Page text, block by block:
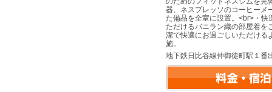
器、ネスプレッソのコーヒーメ
た備品を全室に設置。<br>・快
ただけるバニラン織の部屋着を
潔で快適にお過ごしいただける
施。
地下鉄日比谷線仲御徒町駅１